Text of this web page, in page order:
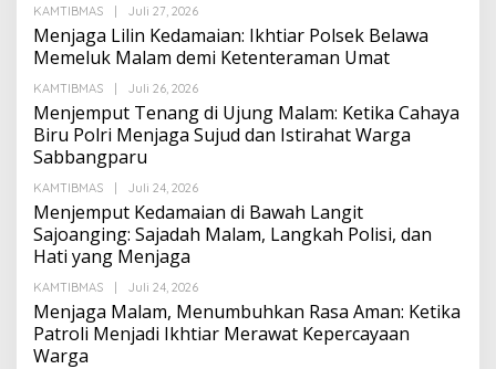
KAMTIBMAS Juli 27, 2026Oleh
Menjaga Lilin Kedamaian: Ikhtiar Polsek Belawa
Memeluk Malam demi Ketenteraman Umat
KAMTIBMAS Juli 26, 2026Oleh
Menjemput Tenang di Ujung Malam: Ketika Cahaya
Biru Polri Menjaga Sujud dan Istirahat Warga
Sabbangparu
KAMTIBMAS Juli 24, 2026Oleh
Menjemput Kedamaian di Bawah Langit
Sajoanging: Sajadah Malam, Langkah Polisi, dan
Hati yang Menjaga
KAMTIBMAS Juli 24, 2026Oleh
Menjaga Malam, Menumbuhkan Rasa Aman: Ketika
Patroli Menjadi Ikhtiar Merawat Kepercayaan
Warga